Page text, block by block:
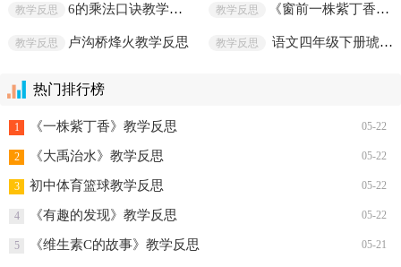
教学反思 6的乘法口诀教学反思 教学反思 《窗前一株紫丁香》教学反思
教学反思 卢沟桥烽火教学反思 教学反思 语文四年级下册琥珀教学反思
热门排行榜
1 05-22
《一株紫丁香》教学反思
2 05-22
《大禹治水》教学反思
3 05-22
初中体育篮球教学反思
4 05-22
《有趣的发现》教学反思
5 05-21
《维生素C的故事》教学反思